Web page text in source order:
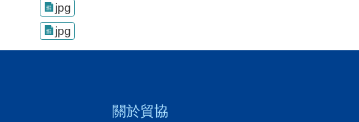
jpg
jpg
關於貿協